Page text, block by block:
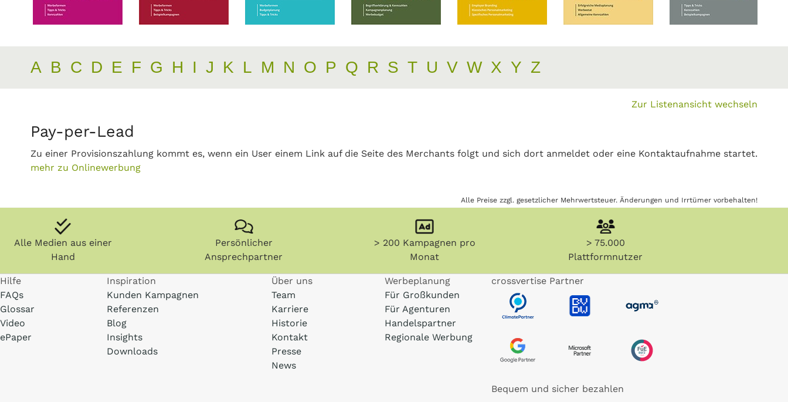
A B C D E F G H I J K L M N O P Q R S T U V W X Y Z
Zur Listenansicht wechseln
Pay-per-Lead
Zu einer Provisionszahlung kommt es, wenn ein User einem Link auf die Seite des Merchants folgt und sich dort anmeldet oder eine Kontaktaufnahme startet.
mehr zu Onlinewerbung
Alle Preise zzgl. gesetzlicher Mehrwertsteuer. Änderungen und Irrtümer vorbehalten!
Alle Medien aus einer
Hand
Persönlicher
Ansprechpartner
> 200 Kampagnen pro
Monat
> 75.000
Plattformnutzer
Hilfe
FAQs
Glossar
Video
ePaper
Inspiration
Kunden Kampagnen
Referenzen
Blog
Insights
Downloads
Über uns
Team
Karriere
Historie
Kontakt
Presse
News
Werbeplanung
Für Großkunden
Für Agenturen
Handelspartner
Regionale Werbung
crossvertise Partner
Bequem und sicher bezahlen